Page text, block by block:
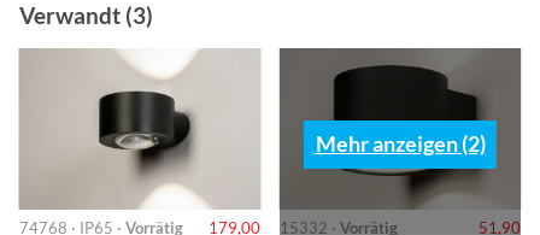
Verwandt (3)
74768 · IP65 · Vorrätig 179,00 15332 · Vorrätig 51,90
Mehr anzeigen (2)